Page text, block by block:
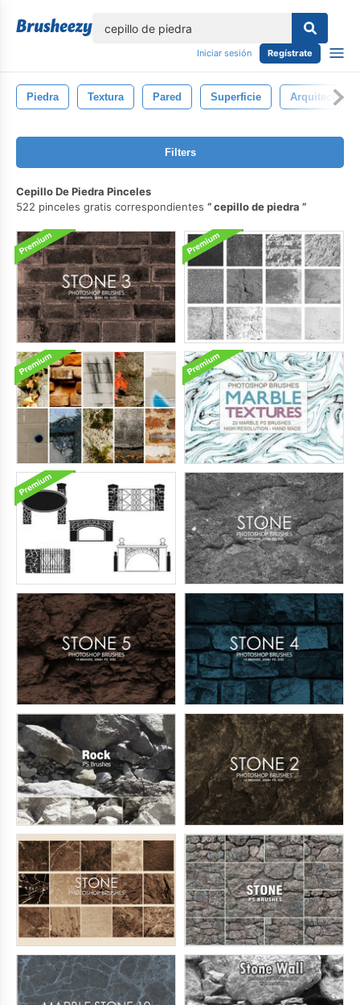
Iniciar sesión Regístrate
Piedra Textura Pared Superficie Arquitectura
Filters
Cepillo De Piedra Pinceles
522 pinceles gratis correspondientes
cepillo de piedra